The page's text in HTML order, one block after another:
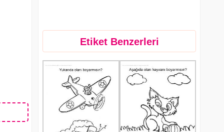
Etiket Benzerleri